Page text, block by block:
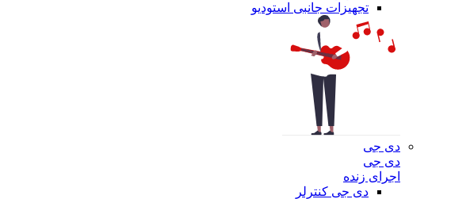
تجهیزات جانبی استودیو
دی جی
دی جی
اجرای زنده
دی جی کنترلر